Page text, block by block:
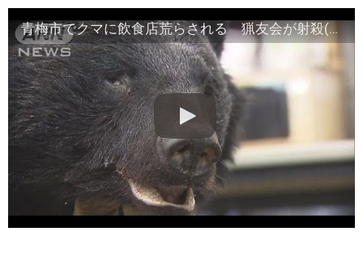
青梅市でクマに飲食店荒らされる 猟友会が射殺(16/10/23)